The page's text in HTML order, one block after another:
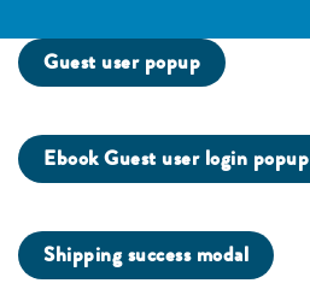
Guest user popup
Ebook Guest user login popup
Shipping success modal